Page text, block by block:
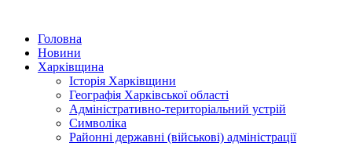
Головна
Новини
Харківщина
Історія Харківщини
Географія Харківської області
Адміністративно-територіальний устрій
Символіка
Районні державні (військові) адміністрації